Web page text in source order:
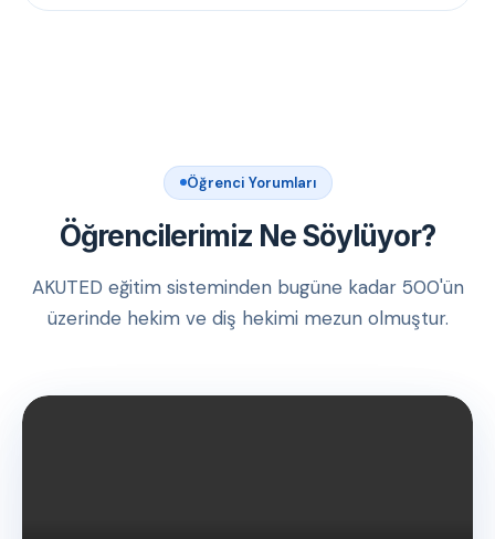
Öğrenci Yorumları
Öğrencilerimiz Ne Söylüyor?
AKUTED eğitim sisteminden bugüne kadar 500'ün
üzerinde hekim ve diş hekimi mezun olmuştur.